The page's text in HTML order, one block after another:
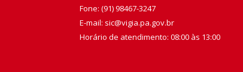
Fone: (91) 98467-3247
E-mail: sic@vigia.pa.gov.br
Horário de atendimento: 08:00 às 13:00